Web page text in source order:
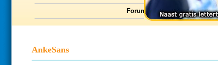
Forum
AnkeSans